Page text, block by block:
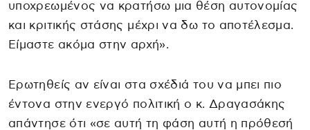
υποχρεωμένος να κρατήσω μια θέση αυτονομίας
και κριτικής στάσης μέχρι να δω το αποτέλεσμα.
Είμαστε ακόμα στην αρχή».
Ερωτηθείς αν είναι στα σχέδιά του να μπει πιο
έντονα στην ενεργό πολιτική ο κ. Δραγασάκης
απάντησε ότι «σε αυτή τη φάση αυτή η πρόθεσή